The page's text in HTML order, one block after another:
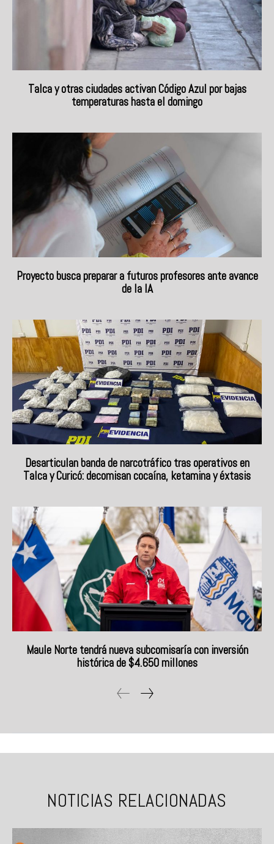
Talca y otras ciudades activan Código Azul por bajas
temperaturas hasta el domingo
Proyecto busca preparar a futuros profesores ante avance
de la IA
Desarticulan banda de narcotráfico tras operativos en
Talca y Curicó: decomisan cocaína, ketamina y éxtasis
Maule Norte tendrá nueva subcomisaría con inversión
histórica de $4.650 millones
NOTICIAS RELACIONADAS